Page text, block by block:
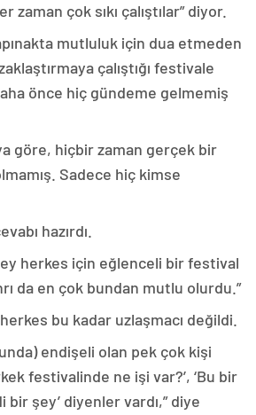
çok sıkı çalıştılar” diyor.
mutluluk için dua etmeden
çalıştığı festivale
önce hiç gündeme gelmemiş
göre, hiçbir zaman gerçek bir
Sadece hiç kimse
hazırdı.
herkes için eğlenceli bir festival
da en çok bundan mutlu olurdu.”
bu kadar uzlaşmacı değildi.
endişeli olan pek çok kişi
festivalinde ne işi var?’, ‘Bu bir
şey’ diyenler vardı,” diye